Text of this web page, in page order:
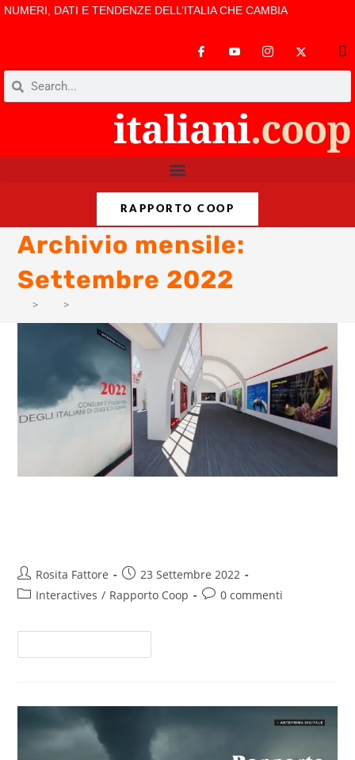
NUMERI, DATI E TENDENZE DELL’ITALIA CHE CAMBIA
RAPPORTO COOP
Archivio mensile:
Settembre 2022
> >
Rosita Fattore
23 Settembre 2022
Interactives / Rapporto Coop 0 commenti